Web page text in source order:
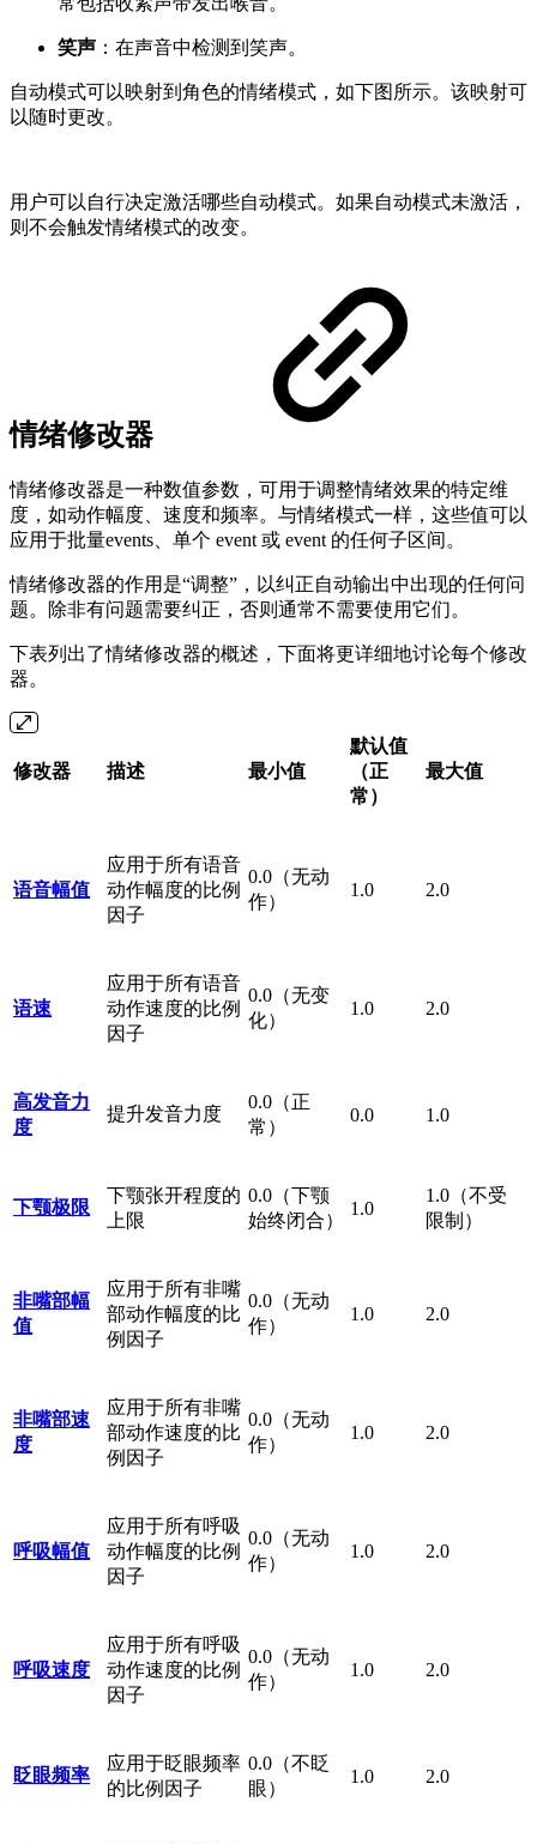
笑声 ：在声音中检测到笑声。
自动模式可以映射到角色的情绪模式，如下图所示。该映射可
以随时更改。
用户可以自行决定激活哪些自动模式。如果自动模式未激活，
则不会触发情绪模式的改变。
情绪修改器
情绪修改器是一种数值参数，可用于调整情绪效果的特定维
度，如动作幅度、速度和频率。与情绪模式一样，这些值可以
应用于批量events、单个 event 或 event 的任何子区间。
情绪修改器的作用是“调整”，以纠正自动输出中出现的任何问
题。除非有问题需要纠正，否则通常不需要使用它们。
下表列出了情绪修改器的概述，下面将更详细地讨论每个修改
器。
修改器 描述 最小值
默认值
（正
常）
最大值
语音幅值
应用于所有语音
动作幅度的比例
因子
0.0（无动
作）
1.0 2.0
语速
应用于所有语音
动作速度的比例
因子
0.0（无变
化）
1.0 2.0
高发音力
度
提升发音力度
0.0（正
常）
0.0 1.0
下颚极限
下颚张开程度的
上限
0.0（下颚
始终闭合）
1.0
1.0（不受
限制）
非嘴部幅
值
应用于所有非嘴
部动作幅度的比
例因子
0.0（无动
作）
1.0 2.0
非嘴部速
度
应用于所有非嘴
部动作速度的比
例因子
0.0（无动
作）
1.0 2.0
呼吸幅值
应用于所有呼吸
动作幅度的比例
因子
0.0（无动
作）
1.0 2.0
呼吸速度
应用于所有呼吸
动作速度的比例
因子
0.0（无动
作）
1.0 2.0
眨眼频率
应用于眨眼频率
的比例因子
0.0（不眨
眼）
1.0 2.0